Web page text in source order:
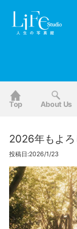
Top About Us
2026年もよ
投稿日:2026/1/23